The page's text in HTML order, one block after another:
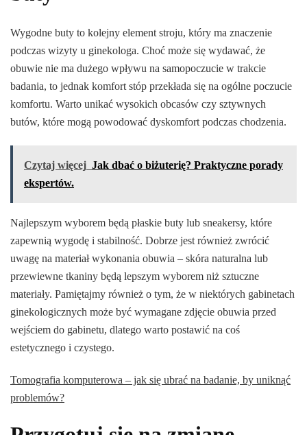
Wygodne buty to kolejny element stroju, który ma znaczenie
podczas wizyty u ginekologa. Choć może się wydawać, że
obuwie nie ma dużego wpływu na samopoczucie w trakcie
badania, to jednak komfort stóp przekłada się na ogólne poczucie
komfortu. Warto unikać wysokich obcasów czy sztywnych
butów, które mogą powodować dyskomfort podczas chodzenia.
Czytaj więcej Jak dbać o biżuterię? Praktyczne porady
ekspertów.
Najlepszym wyborem będą płaskie buty lub sneakersy, które
zapewnią wygodę i stabilność. Dobrze jest również zwrócić
uwagę na materiał wykonania obuwia – skóra naturalna lub
przewiewne tkaniny będą lepszym wyborem niż sztuczne
materiały. Pamiętajmy również o tym, że w niektórych gabinetach
ginekologicznych może być wymagane zdjęcie obuwia przed
wejściem do gabinetu, dlatego warto postawić na coś
estetycznego i czystego.
Tomografia komputerowa – jak się ubrać na badanie, by uniknąć
problemów?